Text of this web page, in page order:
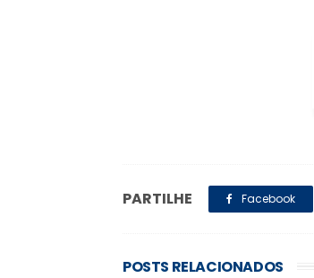
PARTILHE Facebook
POSTS RELACIONADOS